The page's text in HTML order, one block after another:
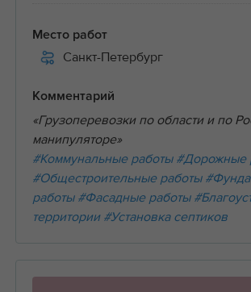
Место работ
Санкт-Петербург
Комментарий
«Грузоперевозки по области и по
манипуляторе»
#Коммунальные работы #Дорожные
#Общестроительные работы
работы #Фасадные работы
территории #Установка септиков